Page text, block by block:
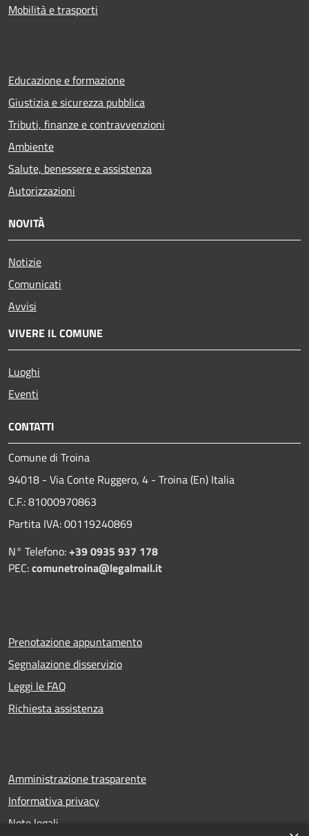
Mobilità e trasporti
Educazione e formazione
Giustizia e sicurezza pubblica
Tributi, finanze e contravvenzioni
Ambiente
Salute, benessere e assistenza
Autorizzazioni
NOVITÀ
Notizie
Comunicati
Avvisi
VIVERE IL COMUNE
Luoghi
Eventi
CONTATTI
Comune di Troina
94018 - Via Conte Ruggero, 4 - Troina (En) Italia
C.F.: 81000970863
Partita IVA: 00119240869
N° Telefono:+39 0935 937 178
PEC:comunetroina@legalmail.it
Prenotazione appuntamento
Segnalazione disservizio
Leggi le FAQ
Richiesta assistenza
Amministrazione trasparente
Informativa privacy
Note legali